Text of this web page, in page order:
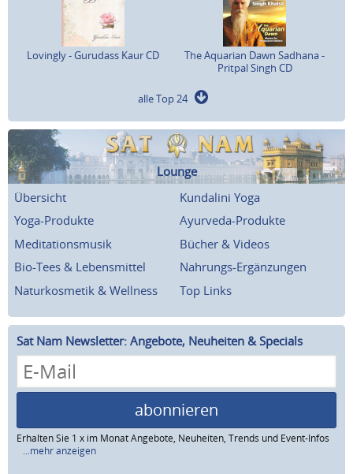
Lovingly - Gurudass Kaur CD
The Aquarian Dawn Sadhana -
Pritpal Singh CD
alle Top 24
Lounge
Übersicht
Kundalini Yoga
Yoga-Produkte
Ayurveda-Produkte
Meditationsmusik
Bücher & Videos
Bio-Tees & Lebensmittel
Nahrungs-Ergänzungen
Naturkosmetik & Wellness
Top Links
Sat Nam Newsletter: Angebote, Neuheiten & Specials
abonnieren
Erhalten Sie 1 x im Monat Angebote, Neuheiten, Trends und Event-Infos
...mehr anzeigen